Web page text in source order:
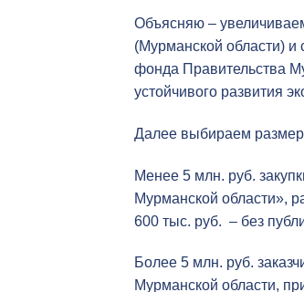
Объясняю –
(Мурманской области) и
фонда Правительства
устойчивого развития
Далее выбираем
Менее 5 млн. руб.
Мурманской области»,
600 тыс. руб. – без
Более 5 млн. руб.
Мурманской области,